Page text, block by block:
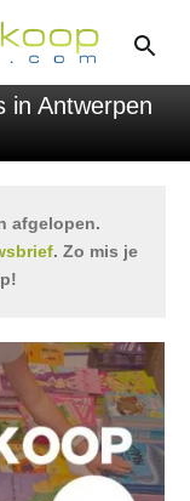
in Antwerpen
afgelopen.
. Zo mis je